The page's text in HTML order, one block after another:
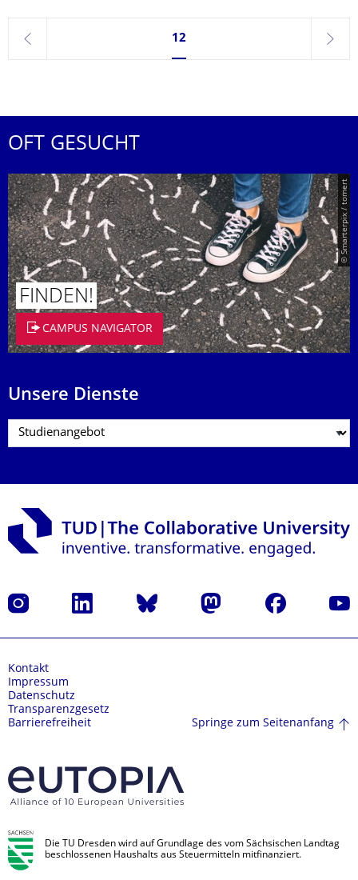
zurück
Seite 12, aktuell ausgewählt
12
weiter
OFT GESUCHT
© Smarterpix / tomert
FINDEN!
CAMPUS NAVIGATOR
Unsere Dienste
Instagram LinkedIn Bluesky Mastodon Facebook
Kontakt
Impressum
Datenschutz
Transparenzgesetz
Barrierefreiheit
Springe zum Seitenanfang
Die TU Dresden wird auf Grundlage des vom Sächsischen Landtag
beschlossenen Haushalts aus Steuermitteln mitfinanziert.